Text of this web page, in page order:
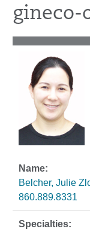
gineco-
Belcher, Julie
860.889.8331